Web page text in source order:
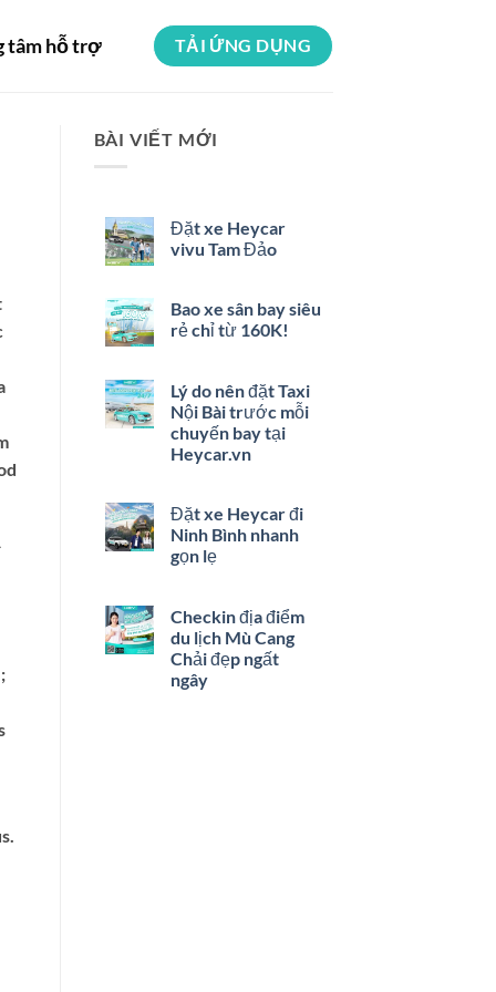
tâm hỗ trợ TẢI ỨNG DỤNG
BÀI VIẾT MỚI
Đặt xe Heycar
vivu Tam Đảo
Bao xe sân bay siêu
rẻ chỉ từ 160K!
Lý do nên đặt Taxi
Nội Bài trước mỗi
chuyến bay tại
Heycar.vn
Đặt xe Heycar đi
Ninh Bình nhanh
gọn lẹ
Checkin địa điểm
du lịch Mù Cang
Chải đẹp ngất
ngây